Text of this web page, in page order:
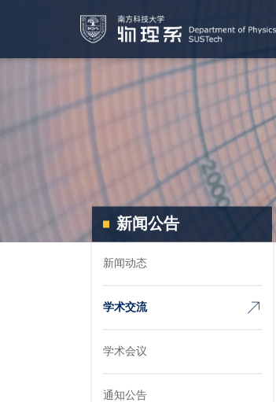
新闻公告
新闻动态
学术交流
学术会议
通知公告